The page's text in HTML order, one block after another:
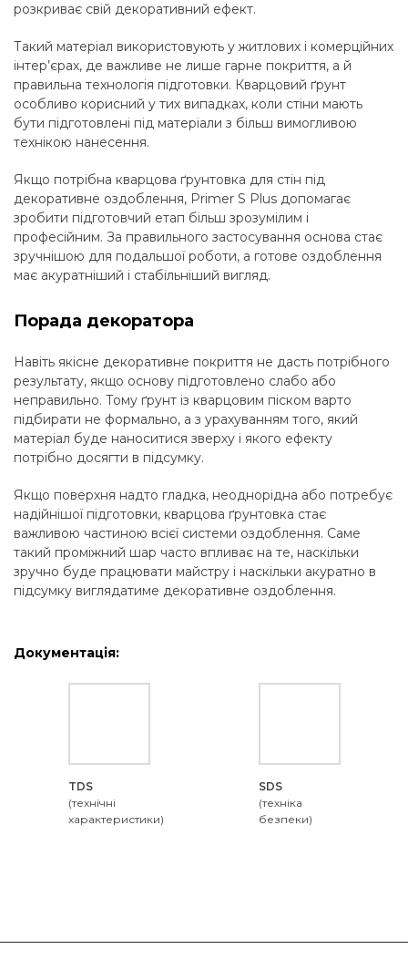
розкриває свій декоративний ефект.
Такий матеріал використовують у житлових і комерційних
інтер’єрах, де важливе не лише гарне покриття, а й
правильна технологія підготовки. Кварцовий ґрунт
особливо корисний у тих випадках, коли стіни мають
бути підготовлені під матеріали з більш вимогливою
технікою нанесення.
Якщо потрібна кварцова ґрунтовка для стін під
декоративне оздоблення, Primer S Plus допомагає
зробити підготовчий етап більш зрозумілим і
професійним. За правильного застосування основа стає
зручнішою для подальшої роботи, а готове оздоблення
має акуратніший і стабільніший вигляд.
Порада декоратора
Навіть якісне декоративне покриття не дасть потрібного
результату, якщо основу підготовлено слабо або
неправильно. Тому ґрунт із кварцовим піском варто
підбирати не формально, а з урахуванням того, який
матеріал буде наноситися зверху і якого ефекту
потрібно досягти в підсумку.
Якщо поверхня надто гладка, неоднорідна або потребує
надійнішої підготовки, кварцова ґрунтовка стає
важливою частиною всієї системи оздоблення. Саме
такий проміжний шар часто впливає на те, наскільки
зручно буде працювати майстру і наскільки акуратно в
підсумку виглядатиме декоративне оздоблення.
Документація:
TDS
(технічні
характеристики)
SDS
(техніка
безпеки)